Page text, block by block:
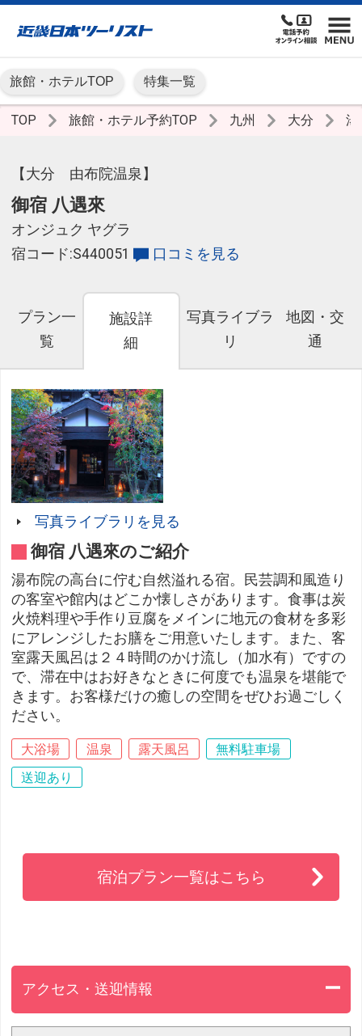
旅館・ホテルTOP 特集一覧
TOP 旅館・ホテル予約TOP 九州 大分
【大分 由布院温泉】
御宿 八遇來
オンジュク ヤグラ
宿コード:S440051
口コミを見る
プラン一
覧
施設詳
細
写真ライブラ
リ
地図・交
通
写真ライブラリを見る
御宿 八遇來のご紹介
湯布院の高台に佇む自然溢れる宿。民芸調和風造り
の客室や館内はどこか懐しさがあります。食事は炭
火焼料理や手作り豆腐をメインに地元の食材を多彩
にアレンジしたお膳をご用意いたします。また、客
室露天風呂は２４時間のかけ流し（加水有）ですの
で、滞在中はお好きなときに何度でも温泉を堪能で
きます。お客様だけの癒しの空間をぜひお過ごしく
ださい。
大浴場 温泉 露天風呂
無料駐車場
送迎あり
宿泊プラン一覧はこちら
アクセス・送迎情報